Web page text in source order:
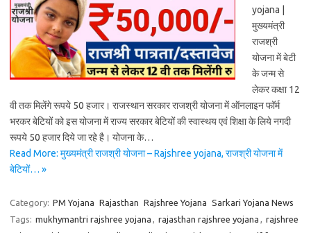
yojana |
मुख्यमंत्री
राजश्री
योजना में बेटी
के जन्म से
लेकर कक्षा 12
वी तक मिलेंगे रूपये 50 हजार। राजस्थान सरकार राजश्री योजना में ऑनलाइन फॉर्म
भरकर बेटियों को इस योजना में राज्य सरकार बेटियों की स्वास्थय एवं शिक्षा के लिये नगदी
रूपये 50 हजार दिये जा रहे है। योजना के…
Read More: मुख्यमंत्री राजश्री योजना – Rajshree yojana, राजश्री योजना में
बेटियों… »
Category: PM Yojana Rajasthan Rajshree Yojana Sarkari Yojana News
Tags: mukhymantri rajshree yojana , rajasthan rajshree yojana , rajshree